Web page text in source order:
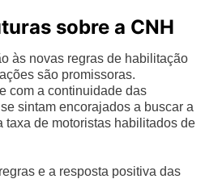
sobre a CNH
às novas regras de habilitação
são promissoras.
com a continuidade das
sintam encorajados a buscar a
taxa de motoristas habilitados de
e a resposta positiva das